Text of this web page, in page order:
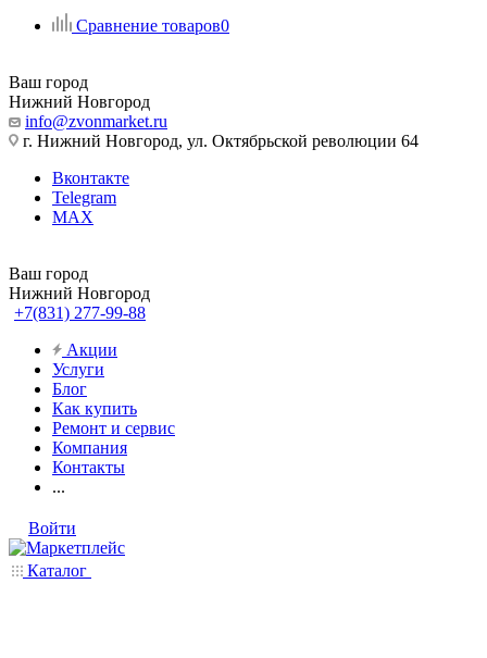
Сравнение товаров0
Ваш город
Нижний Новгород
info@zvonmarket.ru
г. Нижний Новгород, ул. Октябрьской революции 64
Вконтакте
Telegram
MAX
Ваш город
Нижний Новгород
+7(831) 277-99-88
Акции
Услуги
Блог
Как купить
Ремонт и сервис
Компания
Контакты
...
Войти
Каталог